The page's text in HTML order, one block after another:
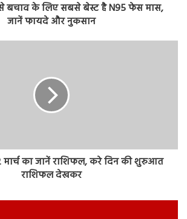
से बचाव के लिए सबसे बेस्ट है N95 फेस मास,
जानें फायदे और नुकसान
मार्च का जानें राशिफल, करे दिन की शुरुआत
राशिफल देखकर